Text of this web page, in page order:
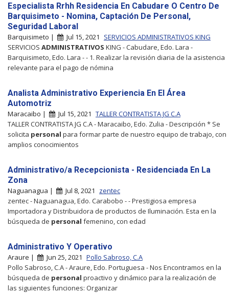
Especialista Rrhh Residencia En Cabudare O Centro De
Barquisimeto - Nomina, Captación De Personal,
Seguridad Laboral
Barquisimeto | Jul 15, 2021
SERVICIOS ADMINISTRATIVOS KING
SERVICIOS ADMINISTRATIVOS KING - Cabudare, Edo. Lara -
Barquisimeto, Edo. Lara - - 1. Realizar la revisión diaria de la asistencia
relevante para el pago de nómina
Analista Administrativo Experiencia En El Área
Automotriz
Maracaibo | Jul 15, 2021 TALLER CONTRATISTA JG C.A
TALLER CONTRATISTA JG C.A - Maracaibo, Edo. Zulia - Descripción * Se
solicita personal para formar parte de nuestro equipo de trabajo, con
amplios conocimientos
Administrativo/a Recepcionista - Residenciada En La
Zona
Naguanagua | Jul 8, 2021
zentec
zentec - Naguanagua, Edo. Carabobo - - Prestigiosa empresa
Importadora y Distribuidora de productos de Iluminación. Esta en la
búsqueda de personal femenino, con edad
Administrativo Y Operativo
Araure | Jun 25, 2021 Pollo Sabroso, C.A
Pollo Sabroso, C.A - Araure, Edo. Portuguesa - Nos Encontramos en la
búsqueda de personal proactivo y dinámico para la realización de
las siguientes funciones: Organizar